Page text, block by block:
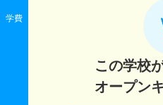
学費
この学校
オープン